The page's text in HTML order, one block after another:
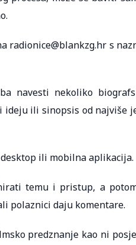
radionice@blankzg.hr s
navesti nekoliko
ili sinopsis od najviše
ili mobilna aplikacija.
temu i pristup, a
polaznici daju komentare.
predznanje kao ni